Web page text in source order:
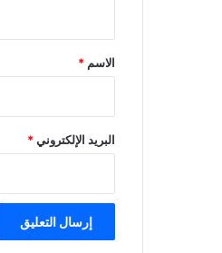
*
الاسم *
البريد الإلكتروني*